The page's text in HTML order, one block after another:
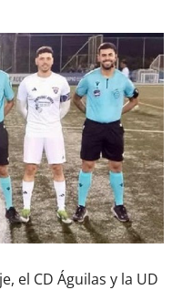
el CD Águilas y la UD